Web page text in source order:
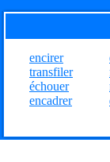
encirer
transfiler
échouer
encadrer